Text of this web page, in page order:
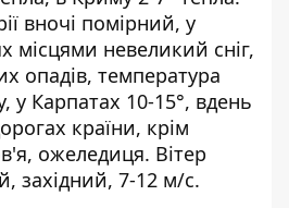
вночі помірний, у
місцями невеликий сніг,
опадів, температура
у Карпатах 10-15°, вдень
країни, крім
ожеледиця. Вітер
західний, 7-12 м/с.